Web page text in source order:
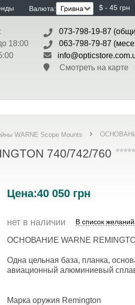
Валюта: $ - 45 грн
18:00
073-798-19-87
063-798-79-87
Смотреть на карте
WARNE Scope Mounts
740/742/760
Цена:40 050 грн
нет в наличии В список желаний
ОСНОВАНИЕ WARNE
Одна цельная база, планка,
авиационный алюминиевый
Марка оружия Remington